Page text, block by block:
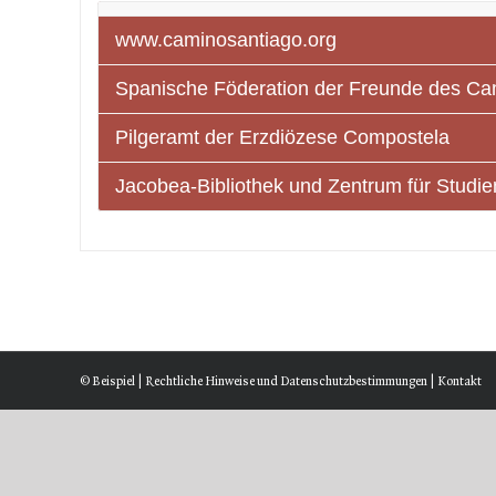
www.caminosantiago.org
Spanische Föderation der Freunde des
Pilgeramt der Erzdiözese Compostela
Jacobea-Bibliothek und Zentrum für
© Beispiel | Rechtliche Hinweise und Datenschutzbestimmungen Kontakt